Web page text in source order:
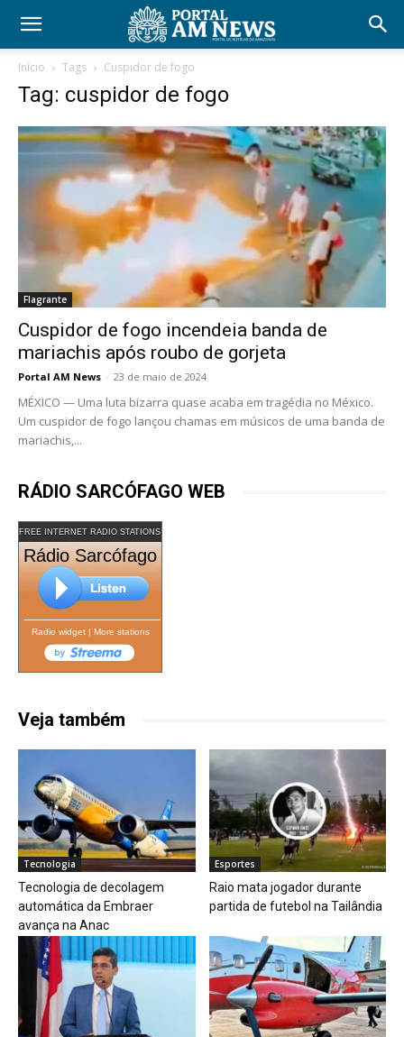
Início Tags Cuspidor de fogo
Tag: cuspidor de fogo
Flagrante
Cuspidor de fogo incendeia banda de
mariachis após roubo de gorjeta
Portal AM News - 23 de maio de 2024
MÉXICO — Uma luta bizarra quase acaba em tragédia no México.
Um cuspidor de fogo lançou chamas em músicos de uma banda de
mariachis,...
RÁDIO SARCÓFAGO WEB
FREE INTERNET RADIO STATIONS
Rádio Sarcófago
Radio widget| More stations
Veja também
Tecnologia
Tecnologia de decolagem
automática da Embraer
avança na Anac
Esportes
Raio mata jogador durante
partida de futebol na Tailândia